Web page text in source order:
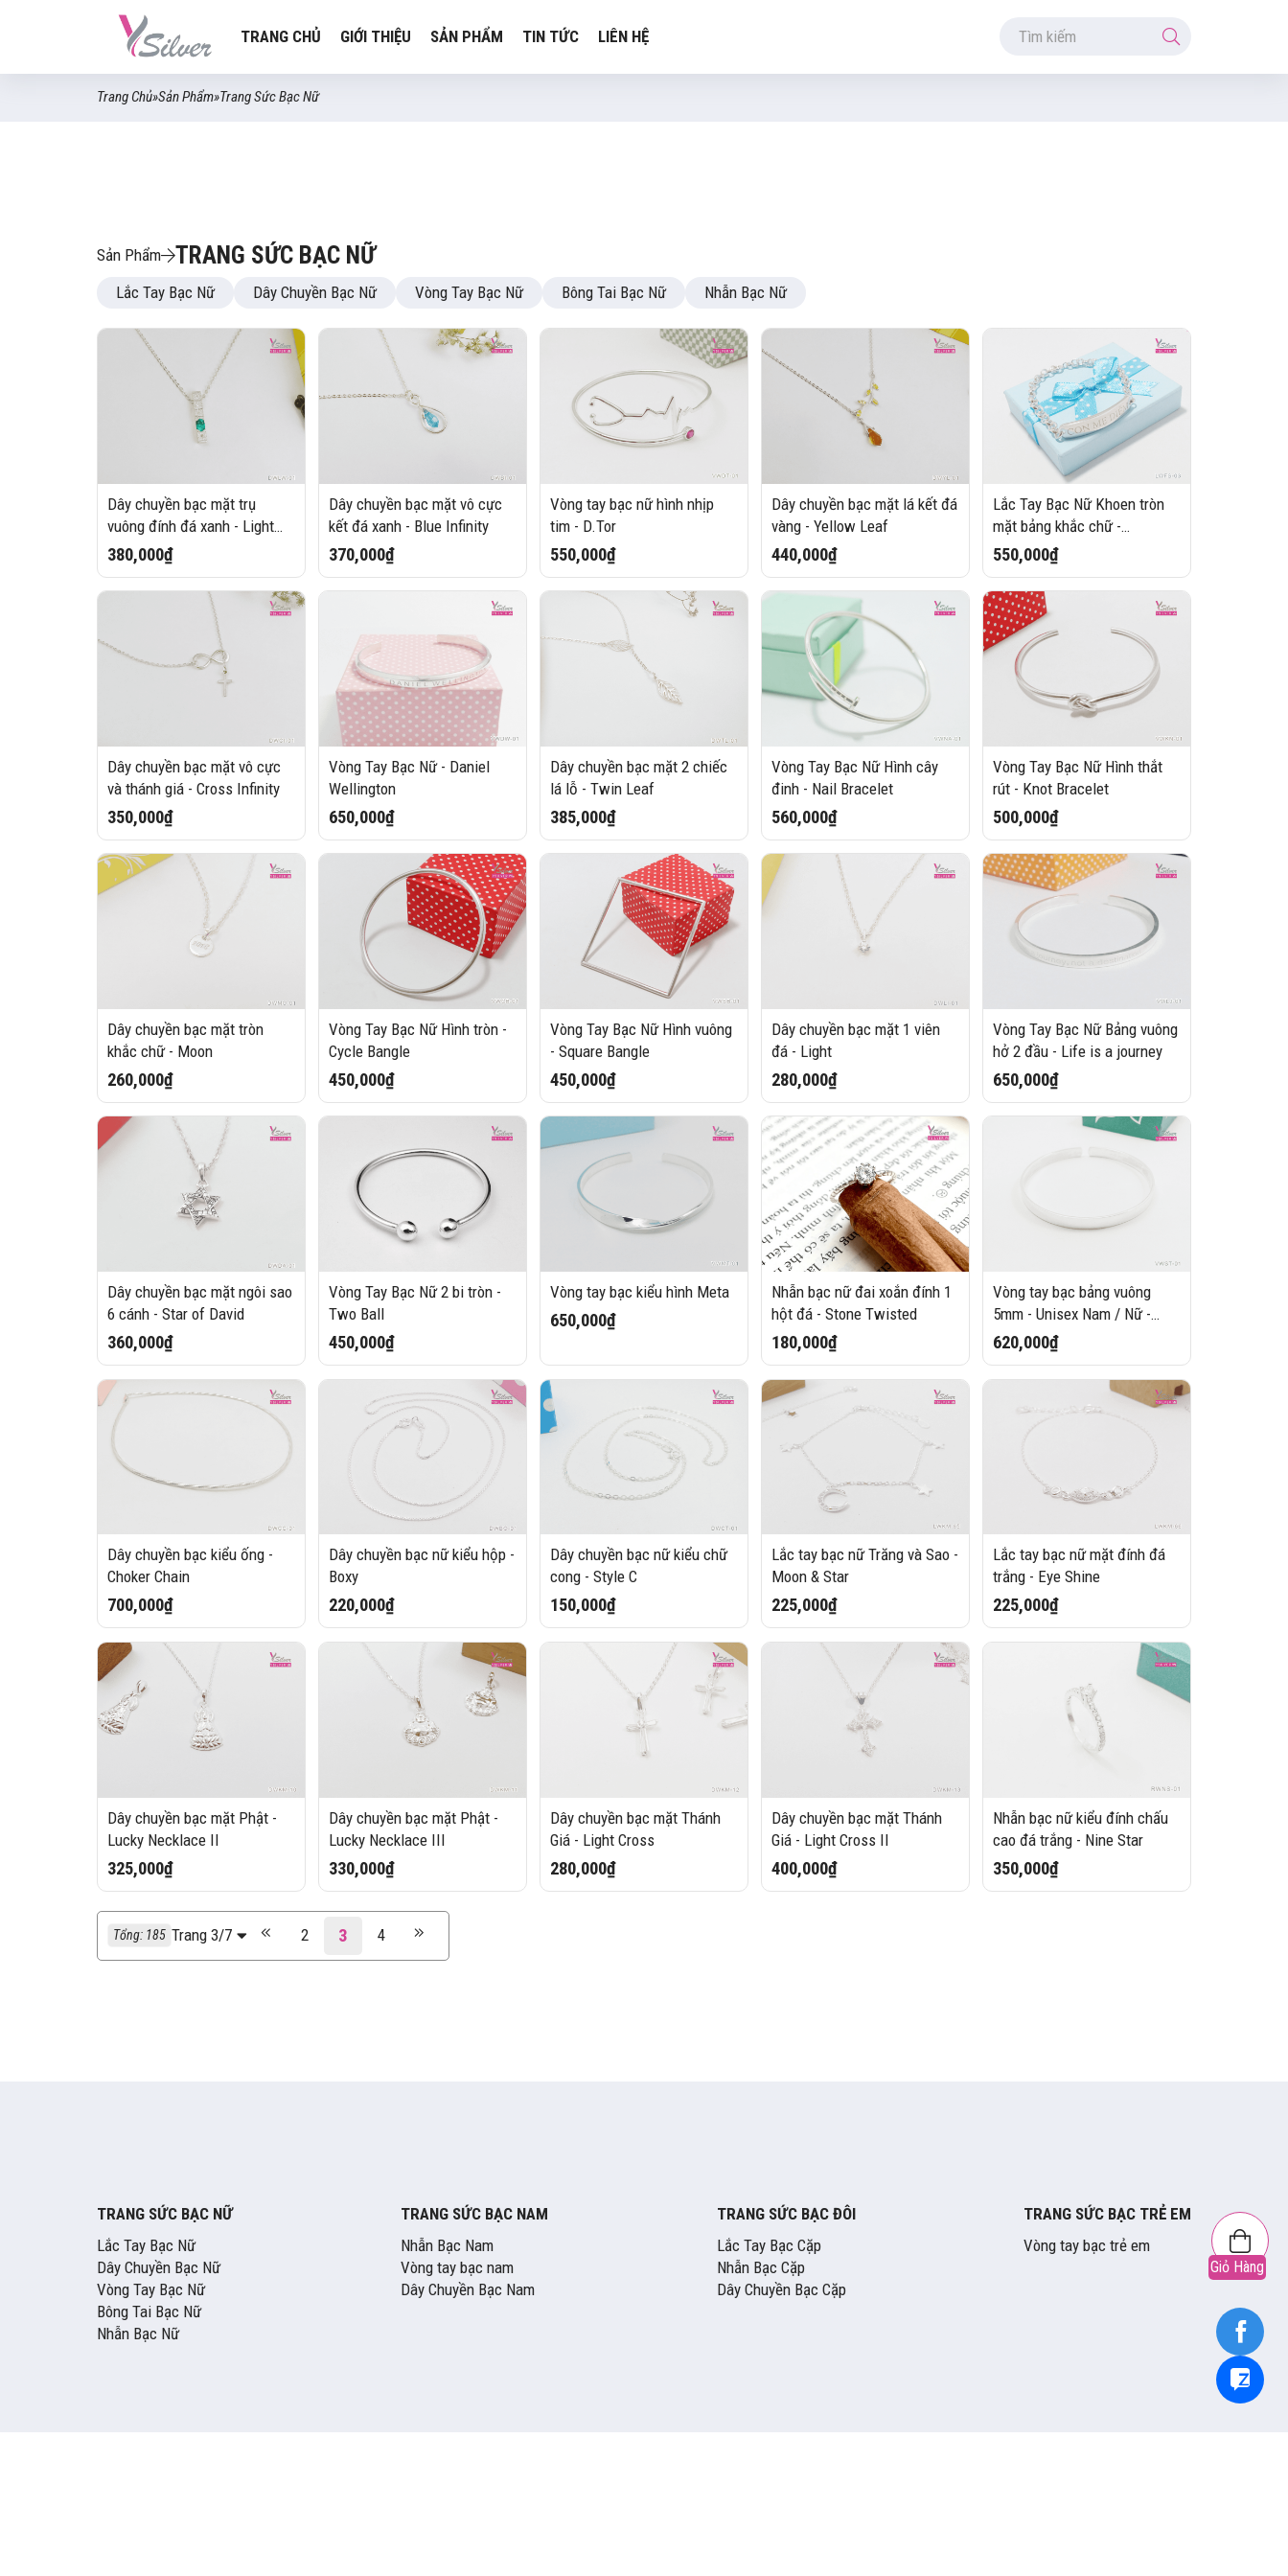
TRANG CHỦ GIỚI THIỆU SẢN PHẨM TIN TỨC LIÊN HỆ
Giỏ Hàng
Trang Chủ»Sản Phẩm»Trang Sức Bạc Nữ
Sản Phẩm TRANG SỨC BẠC NỮ
Lắc Tay Bạc Nữ Dây Chuyền Bạc Nữ Vòng Tay Bạc Nữ Bông Tai Bạc Nữ Nhẫn Bạc Nữ
Dây chuyền bạc mặt trụ
vuông đính đá xanh - Light
Wall
380,000₫
Dây chuyền bạc mặt vô cực
kết đá xanh - Blue Infinity
370,000₫
Vòng tay bạc nữ hình nhịp
tim - D.Tor
550,000₫
Dây chuyền bạc mặt lá kết đá
vàng - Yellow Leaf
440,000₫
Lắc Tay Bạc Nữ Khoen tròn
mặt bảng khắc chữ -
Friendship
550,000₫
Dây chuyền bạc mặt vô cực
và thánh giá - Cross Infinity
350,000₫
Vòng Tay Bạc Nữ - Daniel
Wellington
650,000₫
Dây chuyền bạc mặt 2 chiếc
lá lỗ - Twin Leaf
385,000₫
Vòng Tay Bạc Nữ Hình cây
đinh - Nail Bracelet
560,000₫
Vòng Tay Bạc Nữ Hình thắt
rút - Knot Bracelet
500,000₫
Dây chuyền bạc mặt tròn
khắc chữ - Moon
260,000₫
Vòng Tay Bạc Nữ Hình tròn -
Cycle Bangle
450,000₫
Vòng Tay Bạc Nữ Hình vuông
- Square Bangle
450,000₫
Dây chuyền bạc mặt 1 viên
đá - Light
280,000₫
Vòng Tay Bạc Nữ Bảng vuông
hở 2 đầu - Life is a journey
650,000₫
Dây chuyền bạc mặt ngôi sao
6 cánh - Star of David
360,000₫
Vòng Tay Bạc Nữ 2 bi tròn -
Two Ball
450,000₫
Vòng tay bạc kiểu hình Meta
650,000₫
Nhẫn bạc nữ đai xoắn đính 1
hột đá - Stone Twisted
180,000₫
Vòng tay bạc bảng vuông
5mm - Unisex Nam / Nữ -
Secret Text
620,000₫
Dây chuyền bạc kiểu ống -
Choker Chain
700,000₫
Dây chuyền bạc nữ kiểu hộp -
Boxy
220,000₫
Dây chuyền bạc nữ kiểu chữ
cong - Style C
150,000₫
Lắc tay bạc nữ Trăng và Sao -
Moon & Star
225,000₫
Lắc tay bạc nữ mặt đính đá
trắng - Eye Shine
225,000₫
Dây chuyền bạc mặt Phật -
Lucky Necklace II
325,000₫
Dây chuyền bạc mặt Phật -
Lucky Necklace III
330,000₫
Dây chuyền bạc mặt Thánh
Giá - Light Cross
280,000₫
Dây chuyền bạc mặt Thánh
Giá - Light Cross II
400,000₫
Nhẫn bạc nữ kiểu đính chấu
cao đá trắng - Nine Star
350,000₫
Tổng: 185 Trang 3/7 2 3 4
TRANG SỨC BẠC NỮ
Lắc Tay Bạc Nữ
Dây Chuyền Bạc Nữ
Vòng Tay Bạc Nữ
Bông Tai Bạc Nữ
Nhẫn Bạc Nữ
TRANG SỨC BẠC NAM
Nhẫn Bạc Nam
Vòng tay bạc nam
Dây Chuyền Bạc Nam
TRANG SỨC BẠC ĐÔI
Lắc Tay Bạc Cặp
Nhẫn Bạc Cặp
Dây Chuyền Bạc Cặp
TRANG SỨC BẠC TRẺ EM
Vòng tay bạc trẻ em